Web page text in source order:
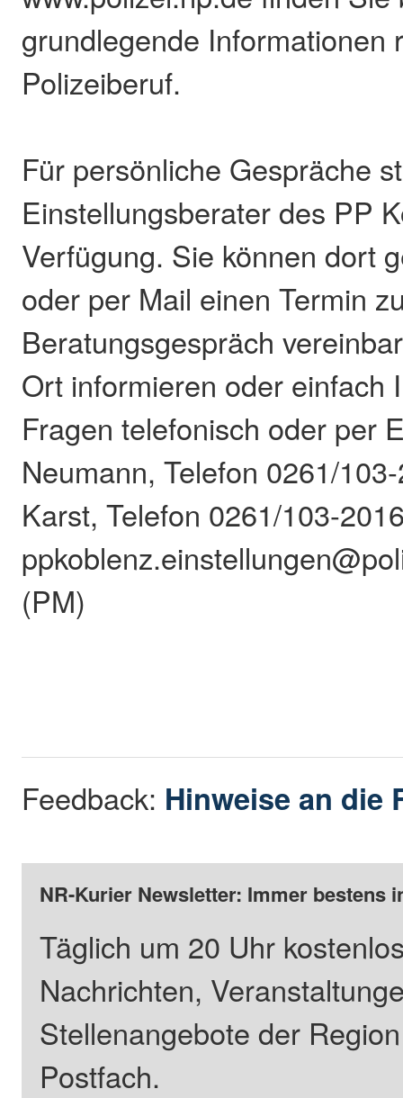
grundlegende Informationen
Polizeiberuf.
Für persönliche Gespräche
Einstellungsberater des PP
Verfügung. Sie können dort
oder per Mail einen Termin
Beratungsgespräch
Ort informieren oder einfach
Fragen telefonisch oder per
Neumann, Telefon 0261/
Karst, Telefon 0261/103-
(PM)
Feedback: Hinweise an die
NR-Kurier Newsletter: Immer bestens
Täglich um 20 Uhr
Nachrichten,
Stellenangebote der
Postfach.